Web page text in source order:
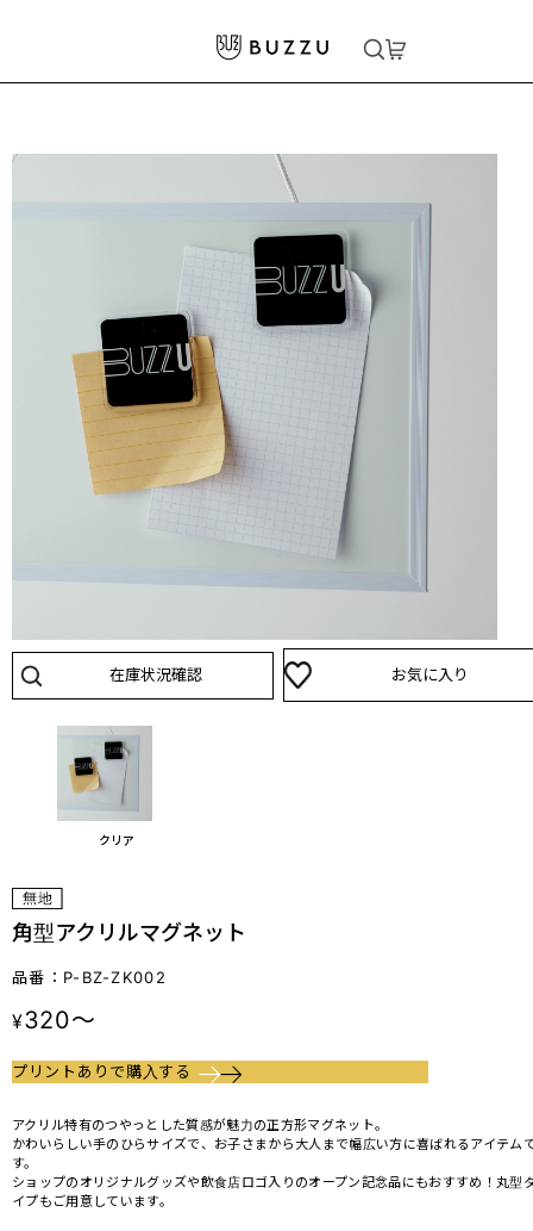
> 角型アクリルマグネット
在庫状況確認 お気に入り
クリア
角型アクリルマグネット
品番：P-BZ-ZK002
¥320～
プリントありで購入する
アクリル特有のつやっとした質感が魅力の正方形マグネット。
かわいらしい手のひらサイズで、お子さまから大人まで幅広い方に喜ばれるアイテム
す。
ショップのオリジナルグッズや飲食店ロゴ入りのオープン記念品にもおすすめ！丸型
イプもご用意しています。